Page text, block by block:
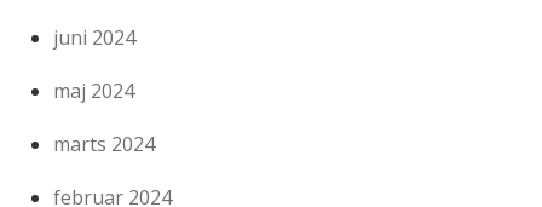
juni 2024
maj 2024
marts 2024
februar 2024